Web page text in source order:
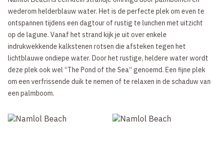
wederom helderblauw water. Het is de perfecte plek om even te
ontspannen tijdens een dagtour of rustig te lunchen met uitzicht
op de lagune. Vanaf het strand kijk je uit over enkele
indrukwekkende kalkstenen rotsen die afsteken tegen het
lichtblauwe ondiepe water. Door het rustige, heldere water wordt
deze plek ook wel “The Pond of the Sea” genoemd. Een fijne plek
om een verfrissende duik te nemen of te relaxen in de schaduw van
een palmboom.